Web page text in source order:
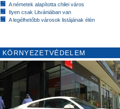
A németek alapította chilei város
Ilyen csak Litvániában van
A legélhetőbb városok listájának élén
KÖRNYEZETVÉDELEM